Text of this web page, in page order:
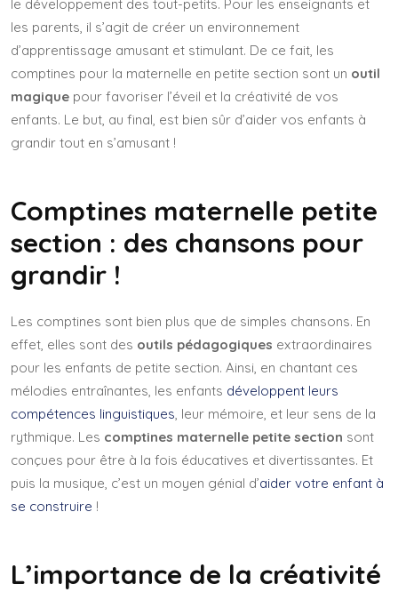
le développement des tout-petits. Pour les enseignants et
les parents, il s’agit de créer un environnement
d’apprentissage amusant et stimulant. De ce fait, les
comptines pour la maternelle en petite section sont un outil
magique pour favoriser l’éveil et la créativité de vos
enfants. Le but, au final, est bien sûr d’aider vos enfants à
grandir tout en s’amusant !
Comptines maternelle petite
section : des chansons pour
grandir !
Les comptines sont bien plus que de simples chansons. En
effet, elles sont des outils pédagogiques extraordinaires
pour les enfants de petite section. Ainsi, en chantant ces
mélodies entraînantes, les enfants développent leurs
compétences linguistiques, leur mémoire, et leur sens de la
rythmique. Les comptines maternelle petite section sont
conçues pour être à la fois éducatives et divertissantes. Et
puis la musique, c’est un moyen génial d’aider votre enfant à
se construire !
L’importance de la créativité